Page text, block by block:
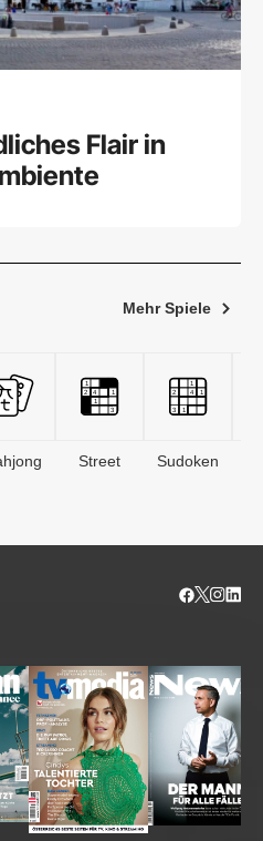
Flair in
Mehr Spiele
Street Sudoken